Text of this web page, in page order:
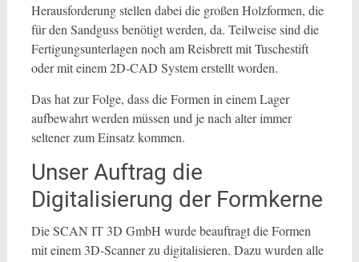
Herausforderung stellen dabei die großen Holzformen, die
für den Sandguss benötigt werden, da. Teilweise sind die
Fertigungsunterlagen noch am Reisbrett mit Tuschestift
oder mit einem 2D-CAD System erstellt worden.
Das hat zur Folge, dass die Formen in einem Lager
aufbewahrt werden müssen und je nach alter immer
seltener zum Einsatz kommen.
Unser Auftrag die
Digitalisierung der Formkerne
Die SCAN IT 3D GmbH wurde beauftragt die Formen
mit einem 3D-Scanner zu digitalisieren. Dazu wurden alle